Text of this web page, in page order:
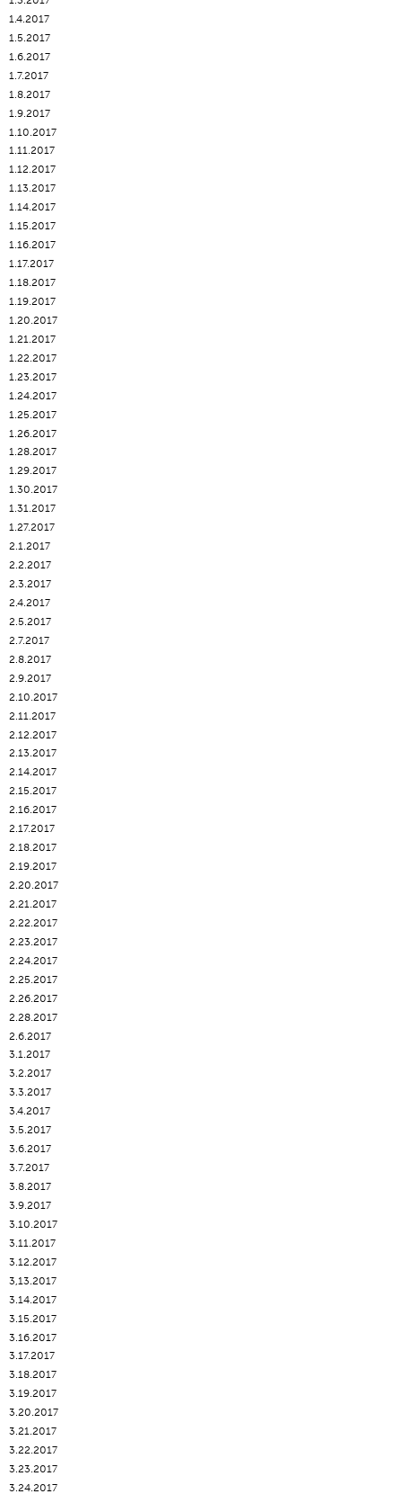
1.4.2017
1.5.2017
1.6.2017
1.7.2017
1.8.2017
1.9.2017
1.10.2017
1.11.2017
1.12.2017
1.13.2017
1.14.2017
1.15.2017
1.16.2017
1.17.2017
1.18.2017
1.19.2017
1.20.2017
1.21.2017
1.22.2017
1.23.2017
1.24.2017
1.25.2017
1.26.2017
1.28.2017
1.29.2017
1.30.2017
1.31.2017
1.27.2017
2.1.2017
2.2.2017
2.3.2017
2.4.2017
2.5.2017
2.7.2017
2.8.2017
2.9.2017
2.10.2017
2.11.2017
2.12.2017
2.13.2017
2.14.2017
2.15.2017
2.16.2017
2.17.2017
2.18.2017
2.19.2017
2.20.2017
2.21.2017
2.22.2017
2.23.2017
2.24.2017
2.25.2017
2.26.2017
2.28.2017
2.6.2017
3.1.2017
3.2.2017
3.3.2017
3.4.2017
3.5.2017
3.6.2017
3.7.2017
3.8.2017
3.9.2017
3.10.2017
3.11.2017
3.12.2017
3,13.2017
3.14.2017
3.15.2017
3.16.2017
3.17.2017
3.18.2017
3.19.2017
3.20.2017
3.21.2017
3.22.2017
3.23.2017
3.24.2017